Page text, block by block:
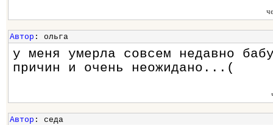
Автор : ольга
у меня умерла совсем недавно
причин и очень неожидано...(
Автор : седа